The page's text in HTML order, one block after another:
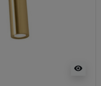
visibility